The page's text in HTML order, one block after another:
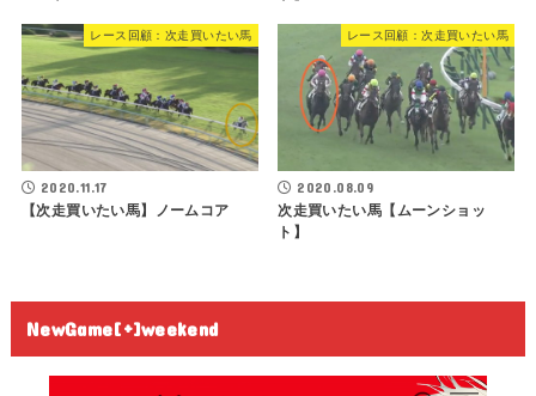
レース回顧：次走買いたい馬
2020.11.17
【次走買いたい馬】ノームコア
レース回顧：次走買いたい馬
2020.08.09
次走買いたい馬【ムーンショッ
ト】
NewGame[+]weekend